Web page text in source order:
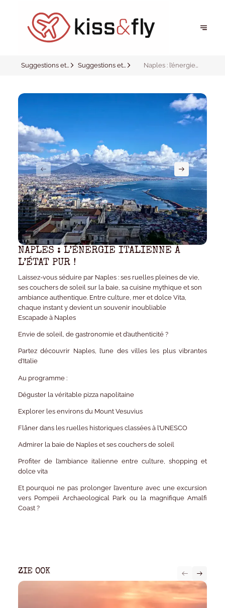
Suggestions et
Suggestions et
Naples : l’énergie
NAPLES : L’ÉNERGIE ITALIENNE À
L’ÉTAT PUR !
Laissez-vous séduire par Naples : ses ruelles pleines de vie,
ses couchers de soleil sur la baie, sa cuisine mythique et son
ambiance authentique. Entre culture, mer et dolce Vita,
chaque instant y devient un souvenir inoubliable
Escapade à Naples
Envie de soleil, de gastronomie et d’authenticité ?
Partez découvrir Naples, l’une des villes les plus vibrantes
d’Italie
Au programme :
Déguster la véritable pizza napolitaine
Explorer les environs du Mount Vesuvius
Flâner dans les ruelles historiques classées à l’UNESCO
Admirer la baie de Naples et ses couchers de soleil
Profiter de l’ambiance italienne entre culture, shopping et
dolce vita
Et pourquoi ne pas prolonger l’aventure avec une excursion
vers Pompeii Archaeological Park ou la magnifique Amalfi
Coast ?
ZIE OOK